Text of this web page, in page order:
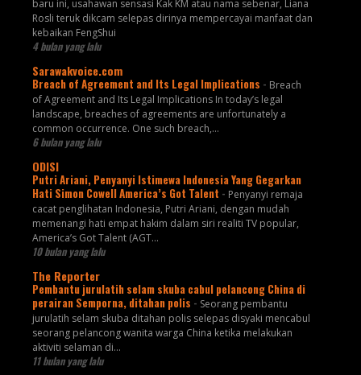
baru ini, usahawan sensasi Kak KM atau nama sebenar, Liana
Rosli teruk dikcam selepas dirinya mempercayai manfaat dan
kebaikan FengShui
4 bulan yang lalu
Sarawakvoice.com
Breach of Agreement and Its Legal Implications - Breach
of Agreement and Its Legal Implications In today’s legal
landscape, breaches of agreements are unfortunately a
common occurrence. One such breach,...
6 bulan yang lalu
ODISI
Putri Ariani, Penyanyi Istimewa Indonesia Yang Gegarkan
Hati Simon Cowell America’s Got Talent - Penyanyi remaja
cacat penglihatan Indonesia, Putri Ariani, dengan mudah
memenangi hati empat hakim dalam siri realiti TV popular,
America’s Got Talent (AGT...
10 bulan yang lalu
The Reporter
Pembantu jurulatih selam skuba cabul pelancong China di
perairan Semporna, ditahan polis - Seorang pembantu
jurulatih selam skuba ditahan polis selepas disyaki mencabul
seorang pelancong wanita warga China ketika melakukan
aktiviti selaman di...
11 bulan yang lalu